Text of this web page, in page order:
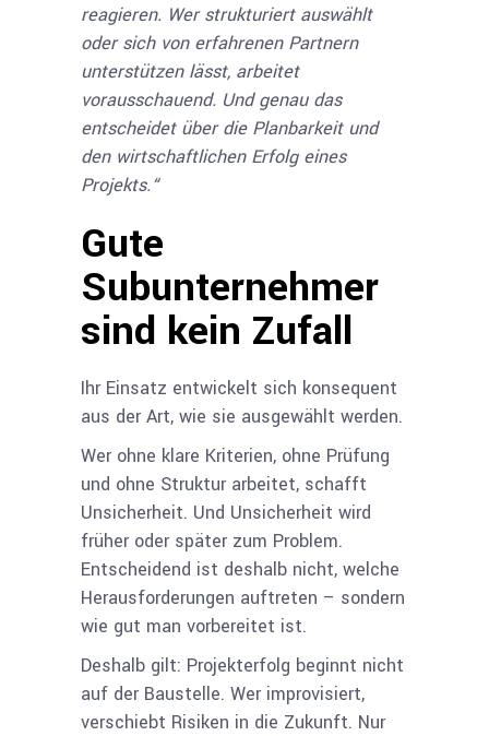
reagieren. Wer strukturiert auswählt
oder sich von erfahrenen Partnern
unterstützen lässt, arbeitet
vorausschauend. Und genau das
entscheidet über die Planbarkeit und
den wirtschaftlichen Erfolg eines
Projekts.“
Gute
Subunternehmer
sind kein Zufall
Ihr Einsatz entwickelt sich konsequent
aus der Art, wie sie ausgewählt werden.
Wer ohne klare Kriterien, ohne Prüfung
und ohne Struktur arbeitet, schafft
Unsicherheit. Und Unsicherheit wird
früher oder später zum Problem.
Entscheidend ist deshalb nicht, welche
Herausforderungen auftreten – sondern
wie gut man vorbereitet ist.
Deshalb gilt: Projekterfolg beginnt nicht
auf der Baustelle. Wer improvisiert,
verschiebt Risiken in die Zukunft. Nur